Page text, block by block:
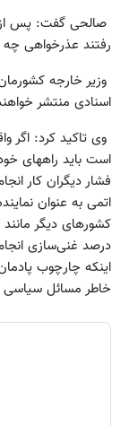
صالحی گفت: پس از
رفتند عذرخواهی چه
وزیر خارجه
اسنادی منتشر
وی تاکید کرد: اگر
است باید راههای
فشار دیگران کار
اتمی به عنوان
کشورهای دیگر مانند
درصد غنی‌سازی
اینکه چارچوب
خاطر مسائل سیاسی